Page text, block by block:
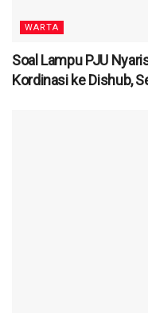
WARTA
Soal Lampu PJU
Kordinasi ke Dishub,